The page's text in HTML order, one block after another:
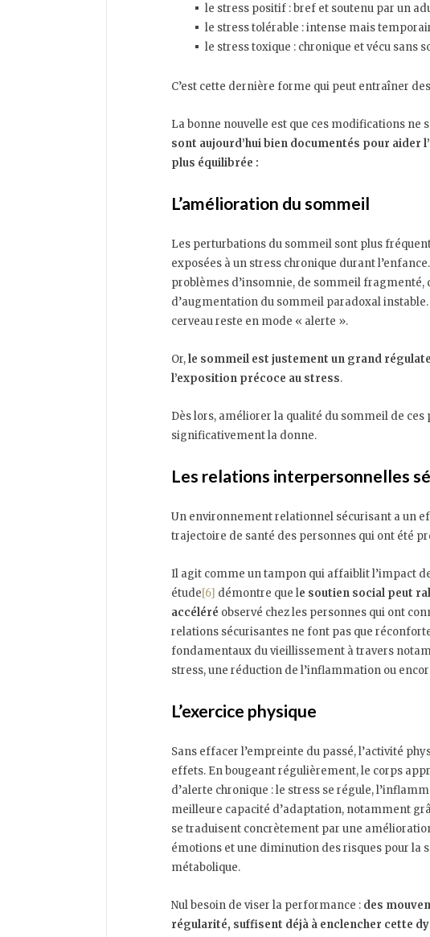
le stress positif : bref et soutenu par un
le stress tolérable : intense mais
le stress toxique : chronique et vécu sans
C’est cette dernière forme qui peut entraîner
La bonne nouvelle est que ces modifications ne
sont aujourd’hui bien documentés pour aider
plus équilibrée :
L’amélioration du sommeil
Les perturbations du sommeil sont plus
exposées à un stress chronique durant
problèmes d’insomnie, de sommeil
d’augmentation du sommeil paradoxal
cerveau reste en mode « alerte ».
Or,le sommeil est justement un grand
l’exposition précoce au stress.
Dès lors, améliorer la qualité du sommeil de
significativement la donne.
Les relations interpersonnelles
Un environnement relationnel sécurisant a un
trajectoire de santé des personnes qui ont été
Il agit comme un tampon qui affaiblit l’impact
étude[6] démontre que le soutien social peut
accéléré observé chez les personnes qui ont
relations sécurisantes ne font pas que
fondamentaux du vieillissement à travers
stress, une réduction de l’inflammation ou
L’exercice physique
Sans effacer l’empreinte du passé, l’activité
effets. En bougeant régulièrement, le corps
d’alerte chronique : le stress se régule,
meilleure capacité d’adaptation, notamment
se traduisent concrètement par une
émotions et une diminution des risques pour la
métabolique.
Nul besoin de viser la performance : des
régularité, suffisent déjà à enclencher cette